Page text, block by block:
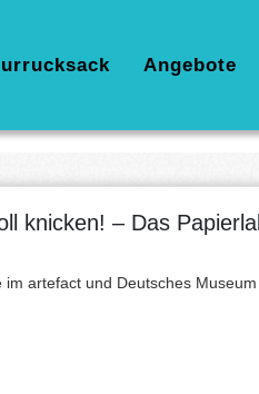
Angebote
knicken! – Das
im artefact und Deutsches